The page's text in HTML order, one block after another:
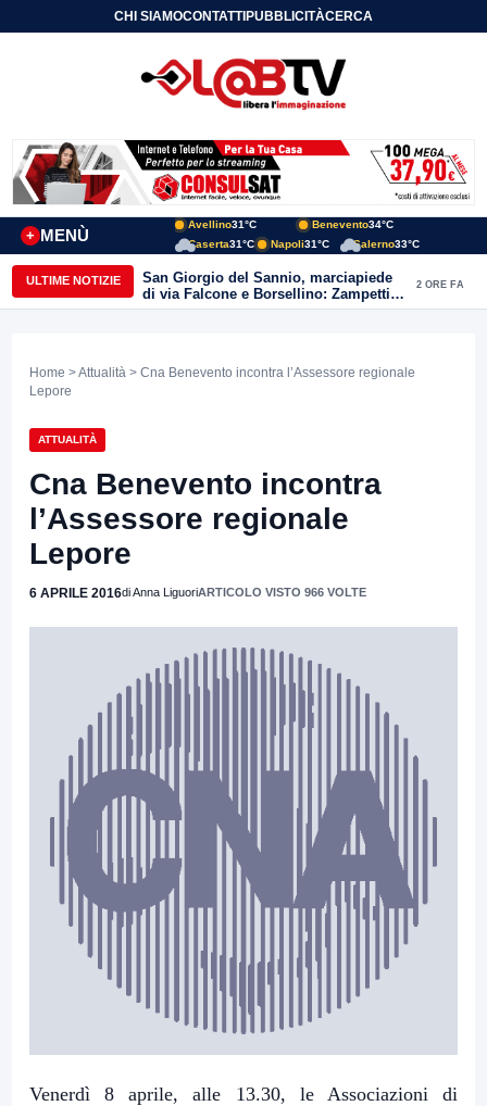
CHI SIAMOCONTATTIPUBBLICITÀCERCA
MENÙ
+
Avellino31°C Benevento34°C
Caserta31°C Napoli31°C Salerno33°C
ULTIME NOTIZIE
San Giorgio del Sannio, marciapiede
di via Falcone e Borsellino: Zampetti e
Lombardi replicano alle polemiche
2 ORE FA
Home >Attualità > Cna Benevento incontra l’Assessore regionale
Lepore
ATTUALITÀ
Cna Benevento incontra
l’Assessore regionale
Lepore
6 APRILE 2016di Anna LiguoriARTICOLO VISTO 966 VOLTE
Venerdì 8 aprile, alle 13.30, le Associazioni di